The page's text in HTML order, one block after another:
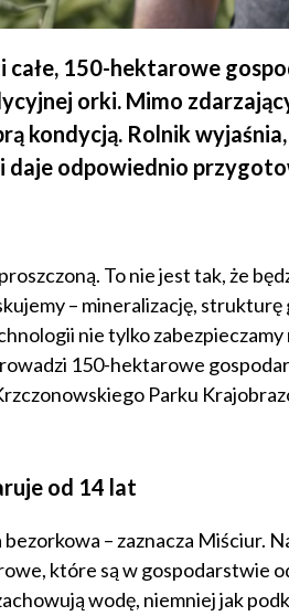
całe, 150-hektarowe
orki. Mimo
kondycją. Rolnik
daje odpowiednio
To nie jest tak, że
– mineralizację,
nie tylko
150-hektarowe
Parku
od 14 lat
– zaznacza Miściur.
które są w gospodarstwie
wodę, niemniej jak